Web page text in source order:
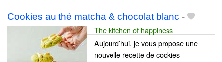
Cookies au thé matcha & chocolat blanc -
The kitchen of happiness
Aujourd’hui, je vous propose une
nouvelle recette de cookies